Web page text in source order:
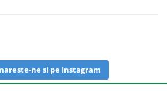
ne si pe Instagram